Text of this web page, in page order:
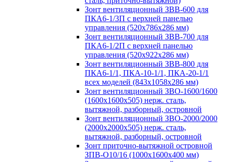
Зонт вентиляционный ЗВВ-600 для
ПКА6-1/3П с верхней панелью
управления (520х786х286 мм)
Зонт вентиляционный ЗВВ-700 для
ПКА6-1/2П с верхней панелью
управления (520х922х286 мм)
Зонт вентиляционный ЗВВ-800 для
ПКА6-1/1, ПКА-10-1/1, ПКА-20-1/1
всех моделей (843х1058х286 мм)
Зонт вентиляционный ЗВО-1600/1600
(1600х1600х505) нерж. сталь,
вытяжной, разборный, островной
Зонт вентиляционный ЗВО-2000/2000
(2000х2000х505) нерж. сталь,
вытяжной, разборный, островной
Зонт приточно-вытяжной островной
ЗПВ-О10/16 (1000х1600х400 мм)